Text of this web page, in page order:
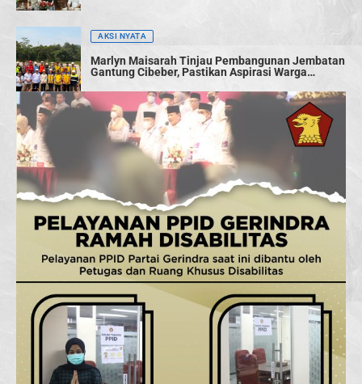
AKSI NYATA
Marlyn Maisarah Tinjau Pembangunan Jembatan
Gantung Cibeber, Pastikan Aspirasi Warga